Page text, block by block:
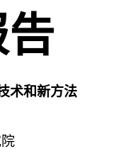
术和新方法